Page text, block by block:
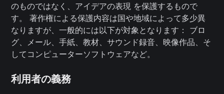
のものではなく、アイデアの表現 を保護するもので
す。 著作権による保護内容は国や地域によって多少異
なりますが、一般的には以下が対象となります： ブロ
グ、メール、手紙、教材、サウンド録音、映像作品、そ
してコンピューターソフトウェアなど。
利用者の義務